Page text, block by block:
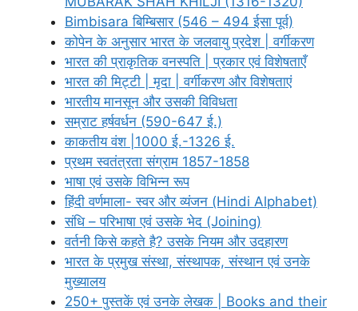
Bimbisara बिम्बिसार (546 – 494 ईसा पूर्व)
कोपेन के अनुसार भारत के जलवायु प्रदेश | वर्गीकरण
भारत की प्राकृतिक वनस्पति | प्रकार एवं विशेषताएँ
भारत की मिट्टी | मृदा | वर्गीकरण और विशेषताएं
भारतीय मानसून और उसकी विविधता
सम्राट हर्षवर्धन (590-647 ई.)
काकतीय वंश |1000 ई.-1326 ई.
प्रथम स्वतंत्रता संग्राम 1857-1858
भाषा एवं उसके विभिन्न रूप
हिंदी वर्णमाला- स्वर और व्यंजन (Hindi Alphabet)
संधि – परिभाषा एवं उसके भेद (Joining)
वर्तनी किसे कहते है? उसके नियम और उदहारण
भारत के प्रमुख संस्था, संस्थापक, संस्थान एवं उनके
मुख्यालय
250+ पुस्तकें एवं उनके लेखक | Books and their